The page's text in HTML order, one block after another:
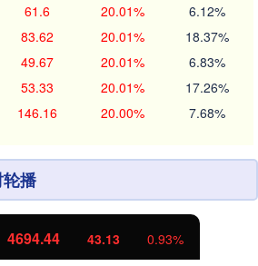
61.6 20.01% 6.12%
83.62 20.01% 18.37%
49.67 20.01% 6.83%
53.33 20.01% 17.26%
146.16 20.00% 7.68%
播
4694.44 43.13 0.93%